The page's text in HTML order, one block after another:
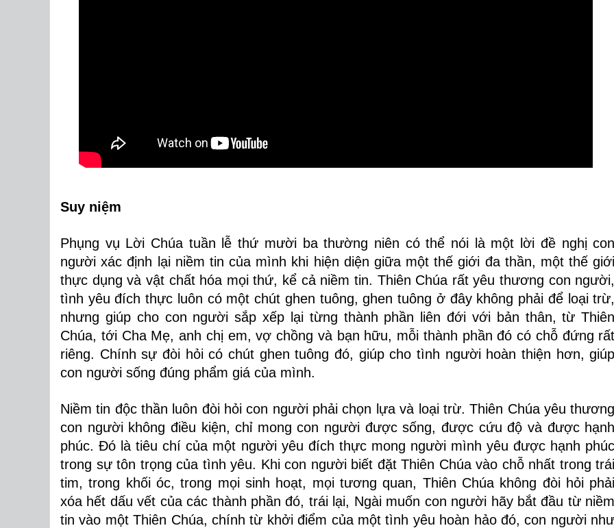
Suy niệm
Phụng vụ Lời Chúa tuần lễ thứ mười ba thường niên có thể nói là một lời đề nghị con
người xác định lại niềm tin của mình khi hiện diện giữa một thế giới đa thần, một thế giới
thực dụng và vật chất hóa mọi thứ, kể cả niềm tin. Thiên Chúa rất yêu thương con người,
tình yêu đích thực luôn có một chút ghen tuông, ghen tuông ở đây không phải để loại trừ,
nhưng giúp cho con người sắp xếp lại từng thành phần liên đới với bản thân, từ Thiên
Chúa, tới Cha Mẹ, anh chị em, vợ chồng và bạn hữu, mỗi thành phần đó có chỗ đứng rất
riêng. Chính sự đòi hỏi có chút ghen tuông đó, giúp cho tình người hoàn thiện hơn, giúp
con người sống đúng phẩm giá của mình.
Niềm tin độc thần luôn đòi hỏi con người phải chọn lựa và loại trừ. Thiên Chúa yêu thương
con người không điều kiện, chỉ mong con người được sống, được cứu độ và được hạnh
phúc. Đó là tiêu chí của một người yêu đích thực mong người mình yêu được hạnh phúc
trong sự tôn trọng của tình yêu. Khi con người biết đặt Thiên Chúa vào chỗ nhất trong trái
tim, trong khối óc, trong mọi sinh hoạt, mọi tương quan, Thiên Chúa không đòi hỏi phải
xóa hết dấu vết của các thành phần đó, trái lại, Ngài muốn con người hãy bắt đầu từ niềm
tin vào một Thiên Chúa, chính từ khởi điểm của một tình yêu hoàn hảo đó, con người như